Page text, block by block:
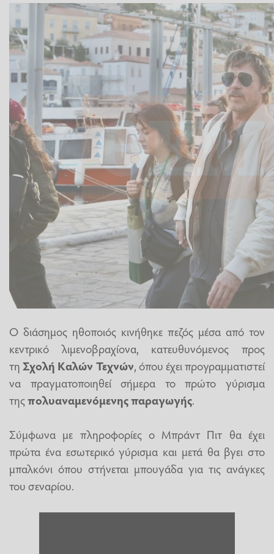
Ο διάσημος ηθοποιός κινήθηκε πεζός μέσα από τον
κεντρικό λιμενοβραχίονα, κατευθυνόμενος προς
τηΣχολή Καλών Τεχνών, όπου έχει προγραμματιστεί
να πραγματοποιηθεί σήμερα το πρώτο γύρισμα
τηςπολυαναμενόμενης παραγωγής.
Σύμφωνα με πληροφορίες ο Μπράντ Πιτ θα έχει
πρώτα ένα εσωτερικό γύρισμα και μετά θα βγει στο
μπαλκόνι όπου στήνεται μπουγάδα για τις ανάγκες
του σεναρίου.